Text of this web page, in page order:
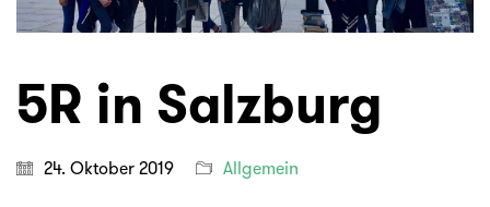
5R in Salzburg
24. Oktober 2019 Allgemein